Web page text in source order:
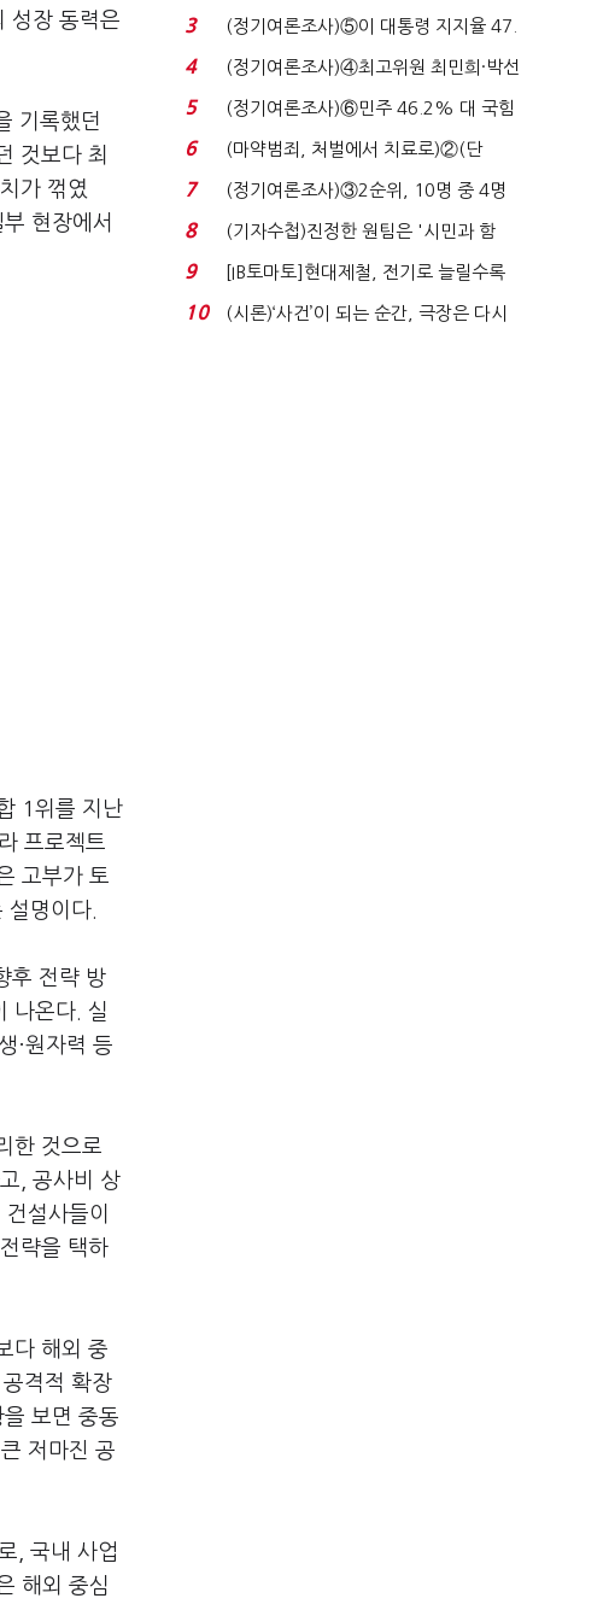
성장 동력은
기록했던
것보다 최
가 꺾였
현장에서
1위를 지난
프로젝트
고부가 토
명이다.
후 전략 방
나온다. 실
·원자력 등
한 것으로
, 공사비 상
설사들이
략을 택하
다 해외 중
격적 확장
보면 중동
저마진 공
, 국내 사업
해외 중심
'초접전'…대통령 ...
3
(정기여론조사)⑤이 대통령 지지율 47.
7%…일주일 만에 ...
4
(정기여론조사)④최고위원 최민희·박선
원 '양강'…서미...
5
(정기여론조사)⑥민주 46.2% 대 국힘
31.0%…오차범위 밖 ...
6
(마약범죄, 처벌에서 치료로)②(단
독)"마약은 전염병…여성...
7
(정기여론조사)③2순위, 10명 중 4명
'송영길'…정청래 '한 ...
8
(기자수첩)진정한 원팀은 '시민과 함
께'일 때 완성...
9
[IB토마토]현대제철, 전기로 늘릴수록
전기료 부담…저...
10
(시론)‘사건’이 되는 순간, 극장은 다시